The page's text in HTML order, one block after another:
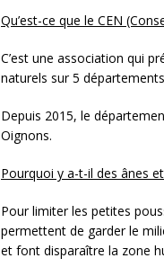
Qu’est-ce que le CEN
C’est une association qui
naturels sur 5
Depuis 2015, le
Oignons.
Pourquoi y a-t-il des ânes
Pour limiter les petites
permettent de garder le
et font disparaître la zone